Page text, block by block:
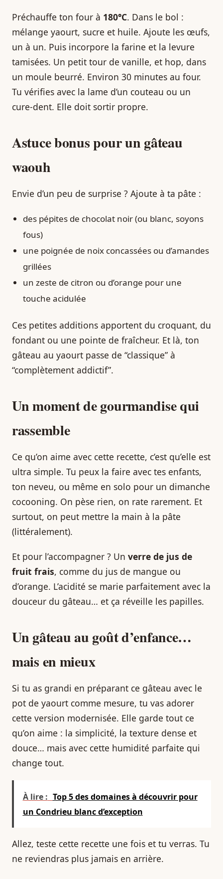
Préchauffe ton four à 180°C. Dans le bol :
mélange yaourt, sucre et huile. Ajoute les œufs,
un à un. Puis incorpore la farine et la levure
tamisées. Un petit tour de vanille, et hop, dans
un moule beurré. Environ 30 minutes au four.
Tu vérifies avec la lame d’un couteau ou un
cure-dent. Elle doit sortir propre.
Astuce bonus pour un gâteau
waouh
Envie d’un peu de surprise ? Ajoute à ta pâte :
des pépites de chocolat noir (ou blanc, soyons
fous)
une poignée de noix concassées ou d’amandes
grillées
un zeste de citron ou d’orange pour une
touche acidulée
Ces petites additions apportent du croquant, du
fondant ou une pointe de fraîcheur. Et là, ton
gâteau au yaourt passe de “classique” à
“complètement addictif”.
Un moment de gourmandise qui
rassemble
Ce qu’on aime avec cette recette, c’est qu’elle est
ultra simple. Tu peux la faire avec tes enfants,
ton neveu, ou même en solo pour un dimanche
cocooning. On pèse rien, on rate rarement. Et
surtout, on peut mettre la main à la pâte
(littéralement).
Et pour l’accompagner ? Un verre de jus de
fruit frais, comme du jus de mangue ou
d’orange. L’acidité se marie parfaitement avec la
douceur du gâteau… et ça réveille les papilles.
Un gâteau au goût d’enfance…
mais en mieux
Si tu as grandi en préparant ce gâteau avec le
pot de yaourt comme mesure, tu vas adorer
cette version modernisée. Elle garde tout ce
qu’on aime : la simplicité, la texture dense et
douce… mais avec cette humidité parfaite qui
change tout.
À lire : Top 5 des domaines à découvrir pour
un Condrieu blanc d’exception
Allez, teste cette recette une fois et tu verras. Tu
ne reviendras plus jamais en arrière.